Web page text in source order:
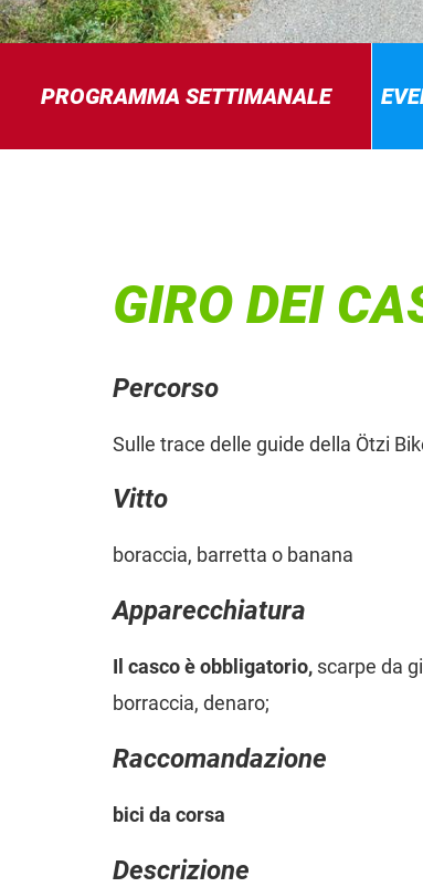
PROGRAMMA SETTIMANALE
GIRO DEI
Percorso
Sulle trace delle guide della Ötzi
Vitto
boraccia, barretta o banana
Apparecchiatura
Il casco è obbligatorio, scarpe da
borraccia, denaro;
Raccomandazione
bici da corsa
Descrizione